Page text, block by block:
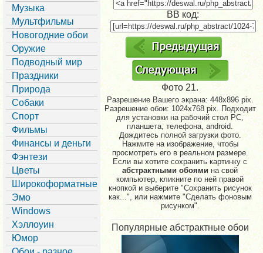
Музыка
Мультфильмы
Новогодние обои
Оружие
Подводный мир
Праздники
Природа
Собаки
Спорт
Фильмы
Финансы и деньги
Фэнтези
Цветы
Широкоформатные
Эмо
Windows
Хэллоуин
Юмор
BB код:
Фото 21.
Разрешение Вашего экрана: 448x896 pix.
Разрешение обои: 1024x768 pix. Подходит
для установки на рабочий стол PC,
планшета, телефона, android.
Дождитесь полной загрузки фото.
Нажмите на изображение, чтобы
просмотреть его в реальном размере.
Если вы хотите сохранить картинку с
абстрактными обоямина свой
компьютер, кликните по ней правой
кнопкой и выберите "Сохранить рисунок
как...", или нажмите "Сделать фоновым
рисунком".
Популярные абстрактные обои